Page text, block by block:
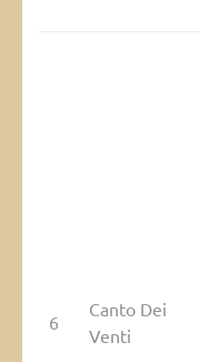
6
Canto Dei
Venti